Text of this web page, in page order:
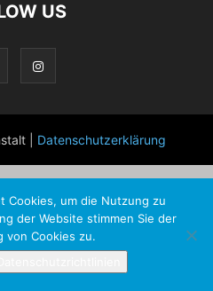
US
| Datenschutzerklärung
Cookies, um die Nutzung zu
der Website stimmen Sie der
von Cookies zu.